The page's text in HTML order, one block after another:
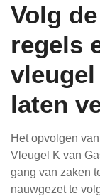
Volg
regels
laten
Het opvolgen
Vleugel K van
gang van zaken
nauwgezet te